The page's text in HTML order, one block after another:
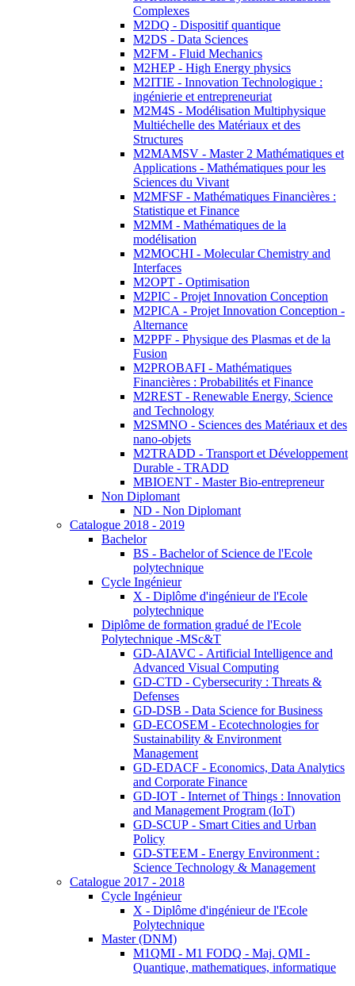
Complexes
M2DQ - Dispositif quantique
M2DS - Data Sciences
M2FM - Fluid Mechanics
M2HEP - High Energy physics
M2ITIE - Innovation Technologique :
ingénierie et entrepreneuriat
M2M4S - Modélisation Multiphysique
Multiéchelle des Matériaux et des
Structures
M2MAMSV - Master 2 Mathématiques et
Applications - Mathématiques pour les
Sciences du Vivant
M2MFSF - Mathématiques Financières :
Statistique et Finance
M2MM - Mathématiques de la
modélisation
M2MOCHI - Molecular Chemistry and
Interfaces
M2OPT - Optimisation
M2PIC - Projet Innovation Conception
M2PICA - Projet Innovation Conception -
Alternance
M2PPF - Physique des Plasmas et de la
Fusion
M2PROBAFI - Mathématiques
Financières : Probabilités et Finance
M2REST - Renewable Energy, Science
and Technology
M2SMNO - Sciences des Matériaux et des
nano-objets
M2TRADD - Transport et Développement
Durable - TRADD
MBIOENT - Master Bio-entrepreneur
Non Diplomant
ND - Non Diplomant
Catalogue 2018 - 2019
Bachelor
BS - Bachelor of Science de l'Ecole
polytechnique
Cycle Ingénieur
X - Diplôme d'ingénieur de l'Ecole
polytechnique
Diplôme de formation gradué de l'Ecole
Polytechnique -MSc&T
GD-AIAVC - Artificial Intelligence and
Advanced Visual Computing
GD-CTD - Cybersecurity : Threats &
Defenses
GD-DSB - Data Science for Business
GD-ECOSEM - Ecotechnologies for
Sustainability & Environment
Management
GD-EDACF - Economics, Data Analytics
and Corporate Finance
GD-IOT - Internet of Things : Innovation
and Management Program (IoT)
GD-SCUP - Smart Cities and Urban
Policy
GD-STEEM - Energy Environment :
Science Technology & Management
Catalogue 2017 - 2018
Cycle Ingénieur
X - Diplôme d'ingénieur de l'Ecole
Polytechnique
Master (DNM)
M1QMI - M1 FODQ - Maj. QMI -
Quantique, mathematiques, informatique